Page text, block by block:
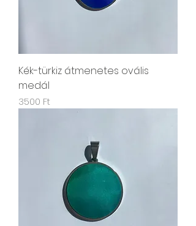
Kék-türkiz átmenetes ovális
medál
Ár
3500 Ft